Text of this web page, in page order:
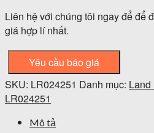
Liên hệ với chúng tôi ngay để để
giá hợp lí nhất.
Yêu cầu báo giá
SKU: LR024251 Danh mục: Land
LR024251
Mô tả